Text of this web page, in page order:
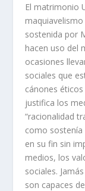
El matrimonio
sostenida por
hacen uso del
ocasiones
sociales que
cánones
justifica los
“racionalidad
como sostenía
en su fin sin
medios, los
sociales.
son capaces